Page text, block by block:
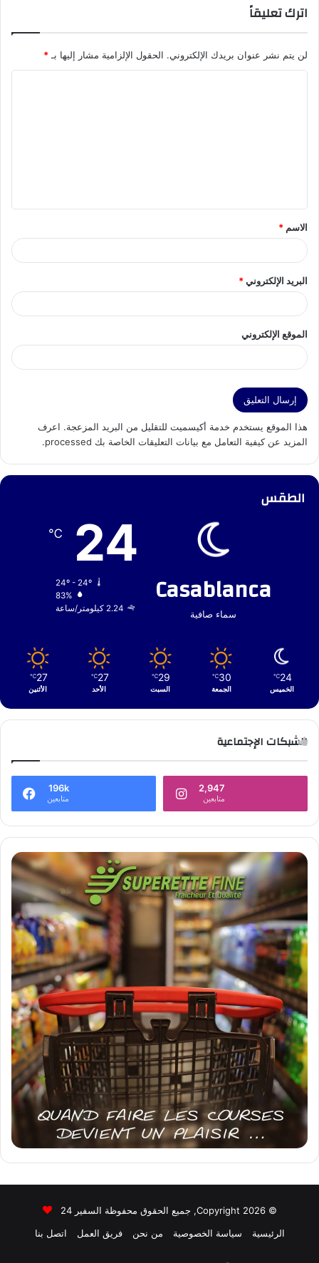
اترك تعليقاً
لن يتم نشر عنوان بريدك الإلكتروني. الحقول الإلزامية مشار إليها بـ*
ق
*
الاسم *
البريد الإلكتروني*
الموقع الإلكتروني
هذا الموقع يستخدم خدمة أكيسميت للتقليل من البريد المزعجة. اعرف
المزيد عن كيفية التعامل مع بيانات التعليقات الخاصة بك processed
.
الطقس
Casablanca
سماء صافية
24
℃
24º - 24º
83%
2.24 كيلومتر/ساعة
24
℃
الخميس
30
℃
الجمعة
29
℃
السبت
27
℃
الأحد
27
℃
الأثنين
الشبكات الإجتماعية
196k
متابعين
2,947
متابعين
© Copyright 2026, جميع الحقوق محفوظة السفير 24
الرئيسية
سياسة الخصوصية من نحن فريق العمل اتصل بنا